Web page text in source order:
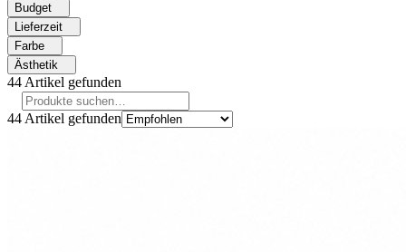
Budget
Lieferzeit
Farbe
Ästhetik
44 Artikel gefunden
44 Artikel gefunden